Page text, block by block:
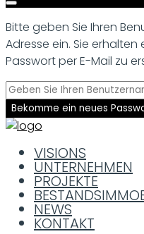
Bitte geben Sie Ihren
Adresse ein. Sie erhalten
Passwort per E-Mail zu
Bekomme ein neues
VISIONS
UNTERNEHMEN
PROJEKTE
NEWS
KONTAKT